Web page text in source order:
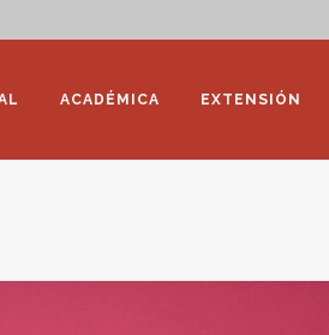
ACADÉMICA EXTENSIÓN